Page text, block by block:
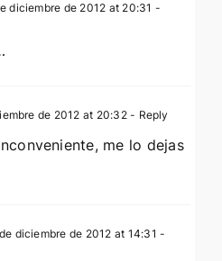
diciembre de 2012 at 20:31 -
de 2012 at 20:32- Reply
me lo dejas
diciembre de 2012 at 14:31 -